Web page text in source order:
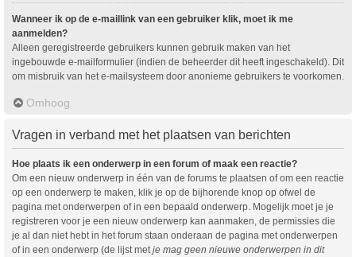
Wanneer ik op de e-maillink van een gebruiker klik, moet ik me
aanmelden?
Alleen geregistreerde gebruikers kunnen gebruik maken van het
ingebouwde e-mailformulier (indien de beheerder dit heeft ingeschakeld). Dit
om misbruik van het e-mailsysteem door anonieme gebruikers te voorkomen.
Omhoog
Vragen in verband met het plaatsen van berichten
Hoe plaats ik een onderwerp in een forum of maak een reactie?
Om een nieuw onderwerp in één van de forums te plaatsen of om een reactie
op een onderwerp te maken, klik je op de bijhorende knop op ofwel de
pagina met onderwerpen of in een bepaald onderwerp. Mogelijk moet je je
registreren voor je een nieuw onderwerp kan aanmaken, de permissies die
je al dan niet hebt in het forum staan onderaan de pagina met onderwerpen
of in een onderwerp (de lijst met je mag geen nieuwe onderwerpen in dit